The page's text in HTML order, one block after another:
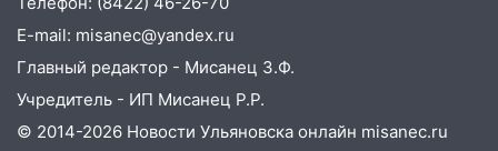
10:14 В Ульяновске двоих участников
коррупционной схемы при ЦГКБ
отправили в колонию на 7 и 8 лет
09:52 Ночью беспилотники сбили над
E-mail: misanec@yandex.ru
Главный редактор - Мисанец З.Ф.
Учредитель - ИП Мисанец Р.Р.
© 2014-2026 Новости Ульяновска онлайн misanec.ru